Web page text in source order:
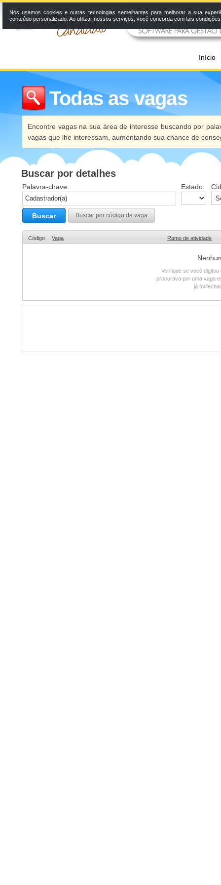
Início
Todas as vagas
Encontre vagas na sua área de interesse buscando por
vagas que lhe interessam, aumentando sua chance de
Buscar por detalhes
Palavra-chave: Estado:
Buscar Buscar por código da vaga
Código Vaga Ramo de atividade
Verifique se você
procurava por uma vaga
já foi
Nós usamos cookies e outras tecnologias semelhantes para melhorar a sua
conteúdo personalizado. Ao utilizar nossos serviços, você concorda com tais